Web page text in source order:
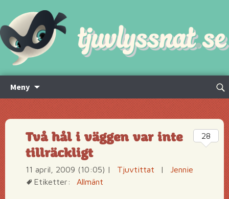
Meny
innehåll
Sök
Två hål i väggen var inte
tillräckligt
11 april, 2009 (10:05) | Tjuvtittat |
Jennie
Etiketter:
Allmänt
28